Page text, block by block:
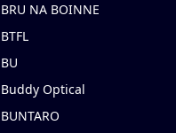
BRU NA BOINNE
BTFL
BU
Buddy Optical
BUNTARO